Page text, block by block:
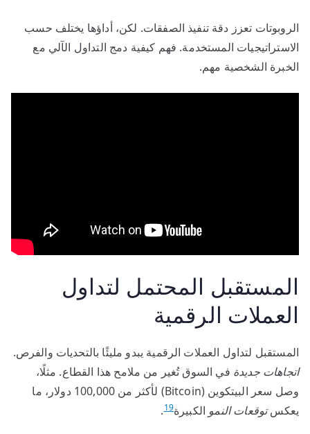
الروبوتات تعزز دقة تنفيذ الصفقات. لكن، أداؤها يختلف حسب
الاستراتيجيات المستخدمة. فهم كيفية دمج التداول الآلي مع
الخبرة الشخصية مهم.
المستقبل المحتمل لتداول
العملات الرقمية
المستقبل لتداول العملات الرقمية يبدو مليئًا بالتحديات والفرص.
اتجاهات جديدة في السوق تُغير من ملامح هذا القطاع. مثلًا،
وصل سعر البيتكوين (Bitcoin) لأكثر من 100,000 دولار، ما
يعكستوقعات النمو الكبيرة19
.